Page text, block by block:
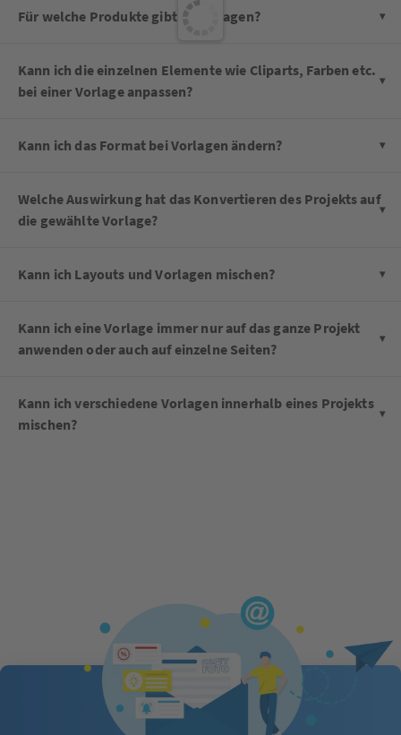
Für welche Produkte gibt es Vorlagen?
Kann ich die einzelnen Elemente wie Cliparts, Farben etc.
bei einer Vorlage anpassen?
Kann ich das Format bei Vorlagen ändern?
Welche Auswirkung hat das Konvertieren des Projekts auf
die gewählte Vorlage?
Kann ich Layouts und Vorlagen mischen?
Kann ich eine Vorlage immer nur auf das ganze Projekt
anwenden oder auch auf einzelne Seiten?
Kann ich verschiedene Vorlagen innerhalb eines Projekts
mischen?